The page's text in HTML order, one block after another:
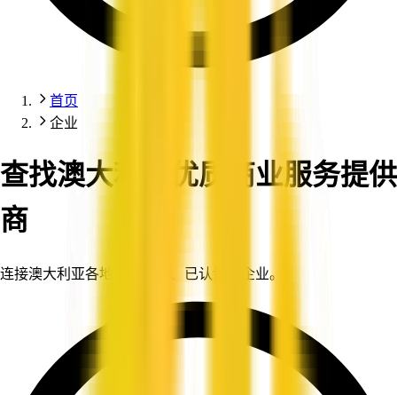
首页
企业
查找澳大利亚优质商业服务提供
商
连接澳大利亚各地值得信赖、已认证的企业。